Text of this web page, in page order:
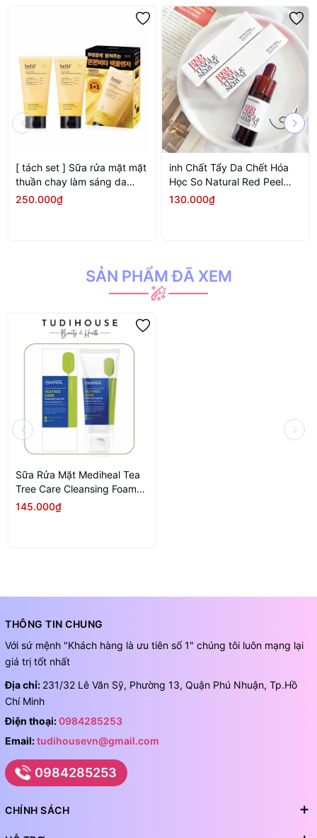
[ tách set ] Sữa rửa mặt mặt
thuần chay làm sáng da
Belif Super Knights
250.000₫
inh Chất Tẩy Da Chết Hóa
Học So Natural Red Peel
Tingle Serum 11ML (MINI
130.000₫
SẢN PHẨM ĐÃ XEM
Sữa Rửa Mặt Mediheal Tea
Tree Care Cleansing Foam
EX 170ml
145.000₫
THÔNG TIN CHUNG
Với sứ mệnh "Khách hàng là ưu tiên số 1" chúng tôi luôn mạng lại
giá trị tốt nhất
Địa chỉ: 231/32 Lê Văn Sỹ, Phường 13, Quận Phú Nhuận, Tp.Hồ
Chí Minh
Điện thoại:0984285253
Email:tudihousevn@gmail.com
0984285253
CHÍNH SÁCH